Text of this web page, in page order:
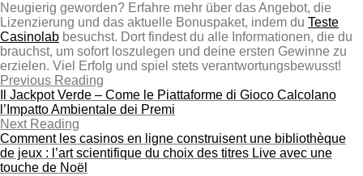
Neugierig geworden? Erfahre mehr über das Angebot, die
Lizenzierung und das aktuelle Bonuspaket, indem du Teste
Casinolab besuchst. Dort findest du alle Informationen, die du
brauchst, um sofort loszulegen und deine ersten Gewinne zu
erzielen. Viel Erfolg und spiel stets verantwortungsbewusst!
Previous Reading
Il Jackpot Verde – Come le Piattaforme di Gioco Calcolano
l’Impatto Ambientale dei Premi
Next Reading
Comment les casinos en ligne construisent une bibliothèque
de jeux : l’art scientifique du choix des titres Live avec une
touche de Noël